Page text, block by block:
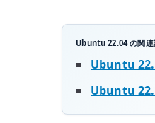
Ubuntu 22.04 の関連
Ubuntu
Ubuntu